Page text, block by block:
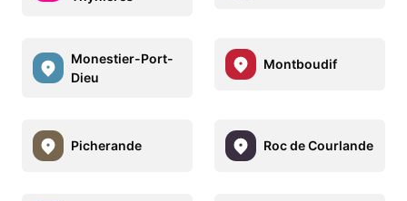
Monestier-Port-
Dieu
Montboudif
Picherande Roc de Courlande